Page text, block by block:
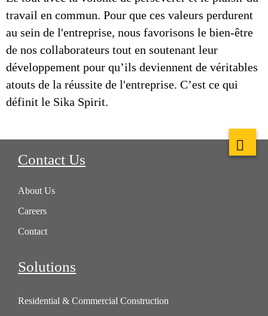
travail en commun. Pour que ces valeurs perdurent
au sein de l'entreprise, nous favorisons le bien-être
de nos collaborateurs tout en soutenant leur
développement pour qu’ils deviennent de véritables
atouts de la réussite de l'entreprise. C’est ce qui
définit le Sika Spirit.
Contact Us
About Us
Careers
Contact
Solutions
Residential & Commercial Construction